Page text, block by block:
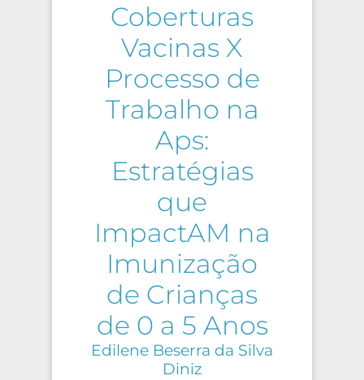
Coberturas
Vacinas X
Processo de
Trabalho na
Aps:
Estratégias
que
ImpactAM na
Imunização
de Crianças
de 0 a 5 Anos
Edilene Beserra da Silva
Diniz